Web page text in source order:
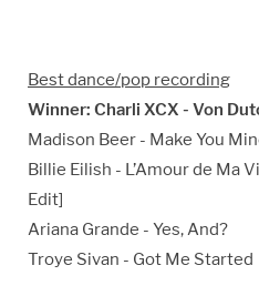
Best dance/pop recording
Winner: Charli XCX - Von
Madison Beer - Make You
Billie Eilish - L’Amour de Ma
Edit]
Ariana Grande - Yes, And?
Troye Sivan - Got Me Started